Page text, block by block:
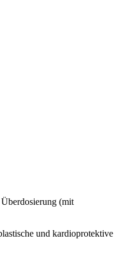
(mit
und kardioprotektive